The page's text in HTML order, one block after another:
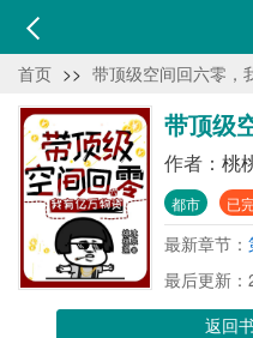
首页 >> 带顶级空间回六零，
带顶级
作者： 桃
都市 已
最新章节：
最后更新
返回